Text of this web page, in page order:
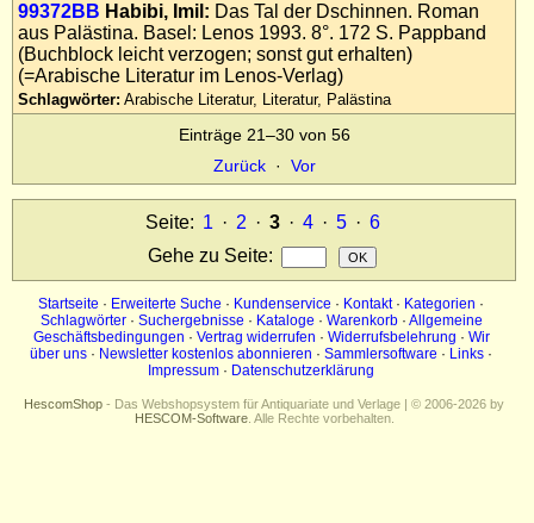
99372BB Habibi, Imil: Das Tal der Dschinnen. Roman
aus Palästina. Basel: Lenos 1993. 8°. 172 S. Pappband
(Buchblock leicht verzogen; sonst gut erhalten)
(=Arabische Literatur im Lenos-Verlag)
Schlagwörter: Arabische Literatur, Literatur, Palästina
Einträge 21–30 von 56
Zurück · Vor
Seite: 1 · 2 · 3 · 4 · 5 · 6
Gehe zu Seite:
Startseite · Erweiterte Suche · Kundenservice · Kontakt· Kategorien ·
Schlagwörter· Suchergebnisse · Kataloge · Warenkorb· Allgemeine
Geschäftsbedingungen · Vertrag widerrufen · Widerrufsbelehrung · Wir
über uns · Newsletter kostenlos abonnieren · Sammlersoftware · Links ·
Impressum · Datenschutzerklärung
HescomShop - Das Webshopsystem für Antiquariate und Verlage | © 2006-2026 by
HESCOM-Software. Alle Rechte vorbehalten.